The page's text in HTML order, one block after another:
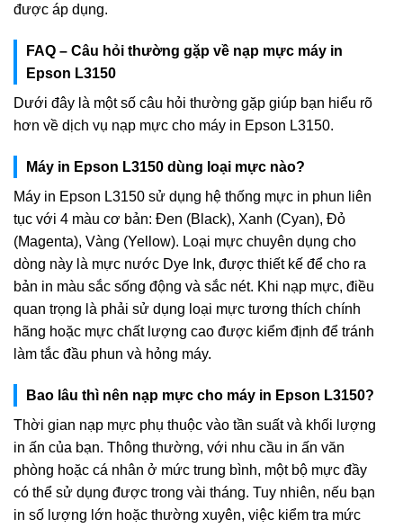
được áp dụng.
FAQ – Câu hỏi thường gặp về nạp mực máy in
Epson L3150
Dưới đây là một số câu hỏi thường gặp giúp bạn hiểu rõ
hơn về dịch vụ nạp mực cho máy in Epson L3150.
Máy in Epson L3150 dùng loại mực nào?
Máy in Epson L3150 sử dụng hệ thống mực in phun liên
tục với 4 màu cơ bản: Đen (Black), Xanh (Cyan), Đỏ
(Magenta), Vàng (Yellow). Loại mực chuyên dụng cho
dòng này là mực nước Dye Ink, được thiết kế để cho ra
bản in màu sắc sống động và sắc nét. Khi nạp mực, điều
quan trọng là phải sử dụng loại mực tương thích chính
hãng hoặc mực chất lượng cao được kiểm định để tránh
làm tắc đầu phun và hỏng máy.
Bao lâu thì nên nạp mực cho máy in Epson L3150?
Thời gian nạp mực phụ thuộc vào tần suất và khối lượng
in ấn của bạn. Thông thường, với nhu cầu in ấn văn
phòng hoặc cá nhân ở mức trung bình, một bộ mực đầy
có thể sử dụng được trong vài tháng. Tuy nhiên, nếu bạn
in số lượng lớn hoặc thường xuyên, việc kiểm tra mức